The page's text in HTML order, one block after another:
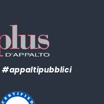
#appaltipubblici